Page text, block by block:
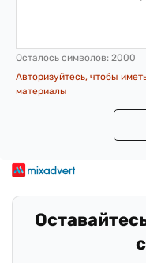
Осталось символов: 2000
Авторизуйтесь, чтобы
материалы